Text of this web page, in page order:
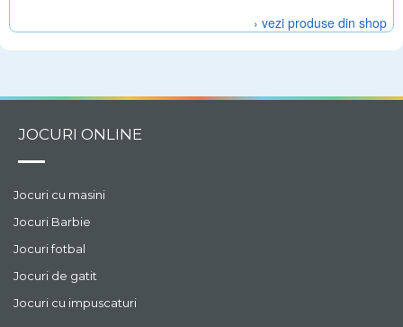
› vezi produse din shop
JOCURI ONLINE
Jocuri cu masini
Jocuri Barbie
Jocuri fotbal
Jocuri de gatit
Jocuri cu impuscaturi